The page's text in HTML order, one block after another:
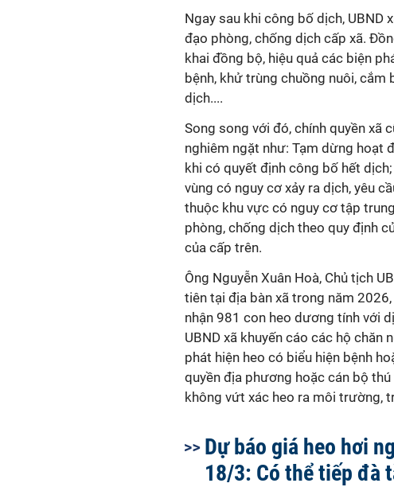
Ngay sau khi công bố dịch, UBND
đạo phòng, chống dịch cấp xã.
khai đồng bộ, hiệu quả các biện
bệnh, khử trùng chuồng nuôi, cắm
dịch....
Song song với đó, chính quyền xã
nghiêm ngặt như: Tạm dừng hoạt
khi có quyết định công bố hết
vùng có nguy cơ xảy ra dịch, yêu
thuộc khu vực có nguy cơ tập
phòng, chống dịch theo quy định
của cấp trên.
Ông Nguyễn Xuân Hoà, Chủ tịch
tiên tại địa bàn xã trong năm
nhận 981 con heo dương tính với
UBND xã khuyến cáo các hộ chăn
phát hiện heo có biểu hiện bệnh
quyền địa phương hoặc cán bộ
không vứt xác heo ra môi trường,
Dự báo giá heo hơi
18/3: Có thể tiếp đà